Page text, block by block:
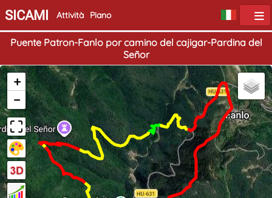
SICAMI Attività Piano
Puente Patron-Fanlo por camino del cajigar-Pardina del
Señor
+
−